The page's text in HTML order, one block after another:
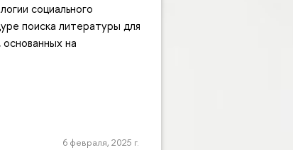
социального
поиска литературы для
на
6 февраля, 2025 г.